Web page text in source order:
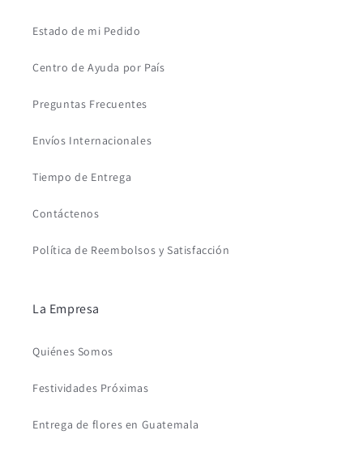
Estado de mi Pedido
Centro de Ayuda por País
Preguntas Frecuentes
Envíos Internacionales
Tiempo de Entrega
Contáctenos
Política de Reembolsos y Satisfacción
La Empresa
Quiénes Somos
Festividades Próximas
Entrega de flores en Guatemala